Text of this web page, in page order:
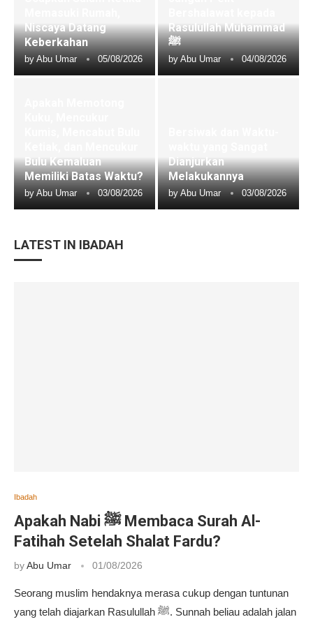
Niscaya Datang
Keberkahan
by Abu Umar 05/08/2026
Rasulullah Muhammad
ﷺ
by Abu Umar 04/08/2026
Bulu Kemaluan
Memiliki Batas Waktu?
by Abu Umar 03/08/2026
Dianjurkan
Melakukannya
by Abu Umar 03/08/2026
LATEST IN IBADAH
Ibadah
Apakah Nabi ﷺ Membaca Surah Al-
Fatihah Setelah Shalat Fardu?
byAbu Umar 01/08/2026
Seorang muslim hendaknya merasa cukup dengan tuntunan
yang telah diajarkan Rasulullah ﷺ. Sunnah beliau adalah jalan